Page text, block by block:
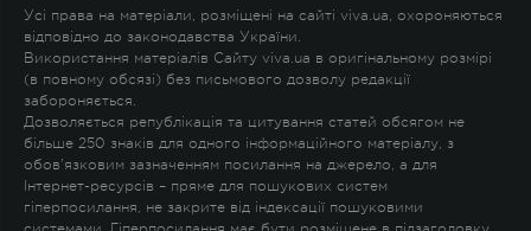
Усі права на матеріали, розміщені на сайті viva.ua, охороняються
відповідно до законодавства України.
Використання матеріалів Сайту viva.ua в оригінальному розмірі
(в повному обсязі) без письмового дозволу редакції
забороняється.
Дозволяється републікація та цитування статей обсягом не
більше 250 знаків для одного інформаційного матеріалу, з
обов'язковим зазначенням посилання на джерело, а для
Інтернет-ресурсів – пряме для пошукових систем
гіперпосилання, не закрите від індексації пошуковими